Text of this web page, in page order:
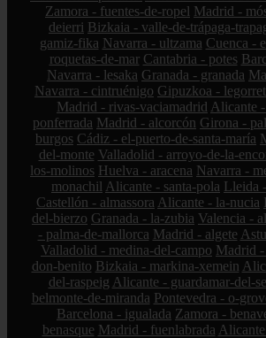
Zamora - fuentes-de-ropel Madrid -
deierri Bizkaia - valle-de-trápaga-
gamiz-fika Navarra - ultzama Cuenca -
roquetas-de-mar Cantabria - potes
Navarra - lesaka Granada - granada
Navarra - cintruénigo Gipuzkoa -
Madrid - rivas-vaciamadrid Alicante
ponferrada Madrid - alcorcón Girona -
burgos Cádiz - el-puerto-de-santa-maría
del-monte Valladolid - arroyo-de-la-
los-molinos Huelva - aracena Navarra -
monachil Alicante - santa-pola Lleida
Castellón - almassora Alicante - la-nucia
del-bierzo Granada - la-zubia Valencia -
- palma-de-mallorca Madrid - algete
Valladolid - medina-del-campo Madrid -
don-benito Bizkaia - markina-xemein
del-raspeig Alicante - guardamar-del-
belmonte-de-miranda Pontevedra - o-
Barcelona - igualada Zamora -
benasque Madrid - fuenlabrada